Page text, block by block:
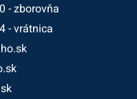
- zborovňa
- vrátnica